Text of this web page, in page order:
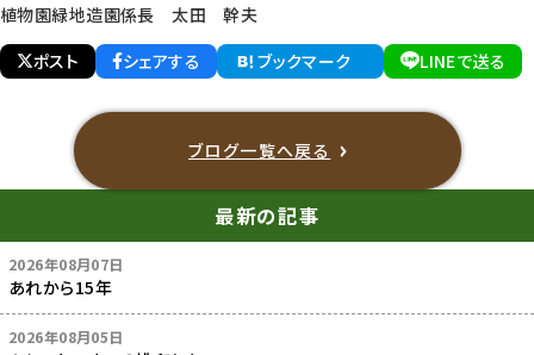
植物園緑地造園係長 太田 幹夫
ポスト
シェアする ブックマーク LINEで送る
ブログ一覧へ戻る
最新の記事
2026年08月07日
あれから15年
2026年08月05日